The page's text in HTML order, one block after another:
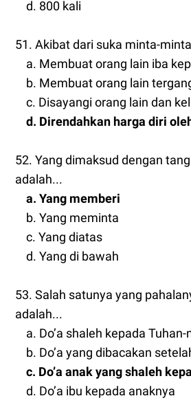
d. 800 kali
51. Akibat dari suka minta-
a. Membuat orang lain iba
b. Membuat orang lain
c. Disayangi orang lain dan
d. Direndahkan harga diri
52. Yang dimaksud dengan
adalah...
a. Yang memberi
b. Yang meminta
c. Yang diatas
d. Yang di bawah
53. Salah satunya yang
adalah...
a. Do’a shaleh kepada Tuhan-
b. Do’a yang dibacakan
c. Do’a anak yang shaleh
d. Do’a ibu kepada anaknya